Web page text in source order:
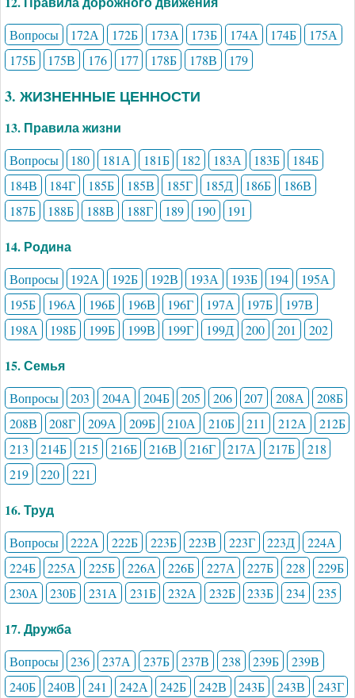
Вопросы 172А 172Б 173А 173Б 174А 174Б
175А
175Б
175В 176 177 178Б 178В 179
3. ЖИЗНЕННЫЕ ЦЕННОСТИ
13. Правила жизни
Вопросы 180 181А 181Б 182 183А 183Б
184Б
184В
184Г 185Б 185В 185Г 185Д 186Б
186В
187Б
188Б 188В 188Г 189 190 191
14. Родина
Вопросы 192А 192Б 192В 193А 193Б 194
195А
195Б
196А 196Б 196В 196Г 197А 197Б
197В
198А
198Б 199Б 199В 199Г 199Д 200 201 202
15. Семья
Вопросы 203 204А 204Б 205 206 207 208А
208Б
208В
208Г 209А 209Б 210А 210Б 211 212А
212Б
213
214Б 215 216Б 216В 216Г 217А 217Б
218
219
220 221
16. Труд
Вопросы 222А 222Б 223Б 223В 223Г 223Д
224А
224Б
225А 225Б 226А 226Б 227А 227Б 228
229Б
230А
230Б 231А 231Б 232А 232Б 233Б 234 235
17. Дружба
Вопросы 236 237А 237Б 237В 238 239Б
239В
240Б
240В 241 242А 242Б 242В 243Б 243В
243Г